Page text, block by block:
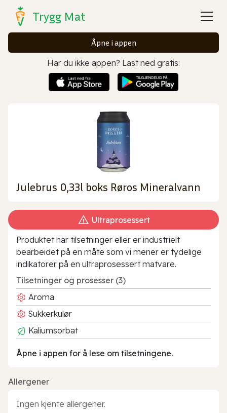
Trygg Mat
Åpne i appen
Har du ikke appen? Last ned gratis:
Julebrus 0,33l boks Røros Mineralvann
Ultraprosessert
Produktet har tilsetninger eller er industrielt
bearbeidet på en måte som vi mener er tydelige
indikatorer på en ultraprosessert matvare.
Tilsetninger og prosesser (3)
Aroma
Sukkerkulør
Kaliumsorbat
Åpne i appen for å lese om tilsetningene.
Allergener
Ingen kjente allergener.